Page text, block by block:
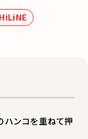
HiLiNE
ハンコを重ねて押